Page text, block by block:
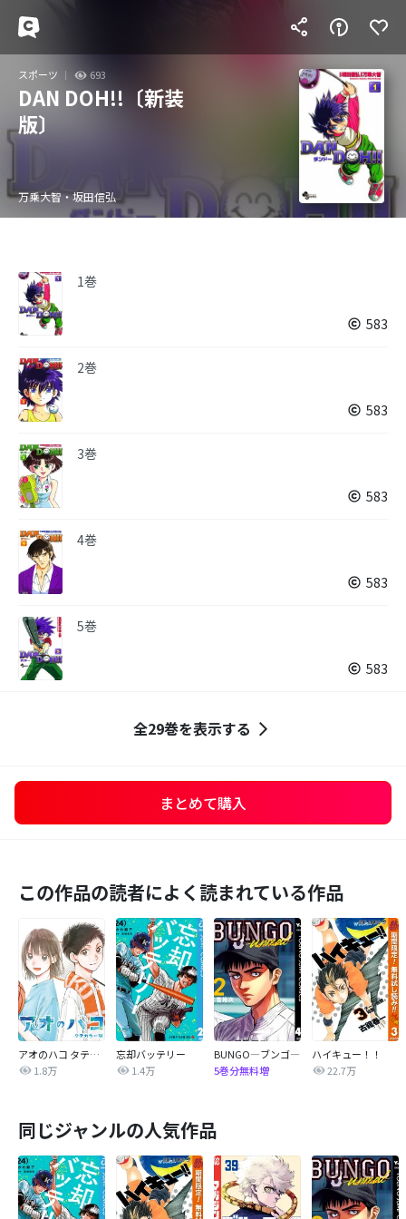
スポーツ 693
DAN DOH!!〔新装
版〕
万乗大智・坂田信弘
1巻
583
2巻
583
3巻
583
4巻
583
5巻
583
全29巻を表示する
まとめて購入
この作品の読者によく読まれている作品
アオのハコ タテカラー版【タテヨミ】
1.8万
忘却バッテリー
1.4万
BUNGO―ブンゴ―
5巻分無料増
ハイキュー！！
22.7万
同じジャンルの人気作品